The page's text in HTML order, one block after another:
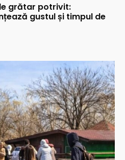
grătar potrivit:
gustul și timpul de